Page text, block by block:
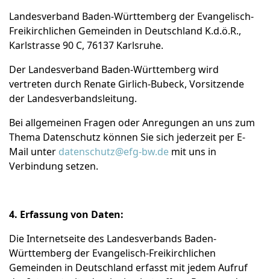
Landesverband Baden-Württemberg der Evangelisch-
Freikirchlichen Gemeinden in Deutschland K.d.ö.R.,
Karlstrasse 90 C, 76137 Karlsruhe.
Der Landesverband Baden-Württemberg wird
vertreten durch Renate Girlich-Bubeck, Vorsitzende
der Landesverbandsleitung.
Bei allgemeinen Fragen oder Anregungen an uns zum
Thema Datenschutz können Sie sich jederzeit per E-
Mail unter datenschutz@efg-bw.de mit uns in
Verbindung setzen.
4. Erfassung von Daten:
Die Internetseite des Landesverbands Baden-
Württemberg der Evangelisch-Freikirchlichen
Gemeinden in Deutschland erfasst mit jedem Aufruf